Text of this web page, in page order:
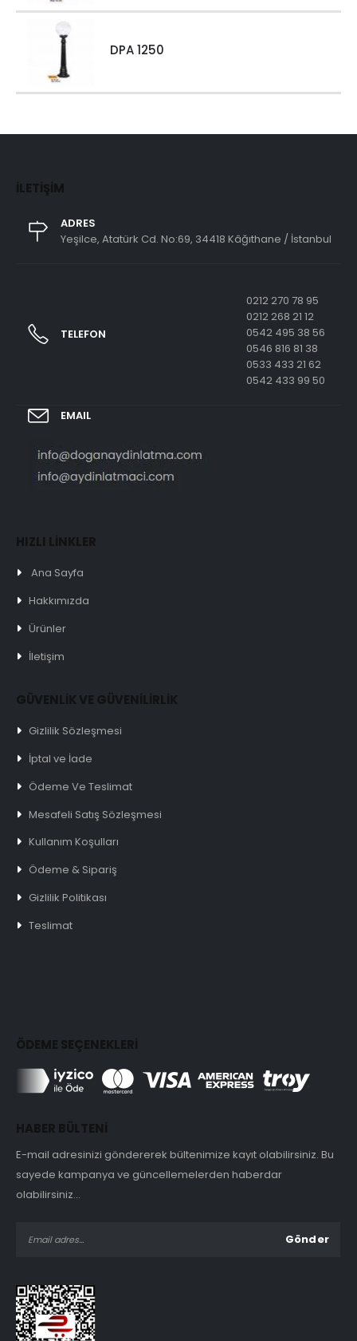
DPA 1250
İLETIŞIM
ADRES
Yeşilce, Atatürk Cd. No:69, 34418 Kâğıthane / İstanbul
TELEFON
0212 270 78 95
0212 268 21 12
0542 495 38 56
0546 816 81 38
0533 433 21 62
0542 433 99 50
EMAIL
HIZLI LİNKLER
Ana Sayfa
Hakkımızda
Ürünler
İletişim
GÜVENLİK VE GÜVENİLİRLİK
Gizlilik Sözleşmesi
İptal ve İade
Ödeme Ve Teslimat
Mesafeli Satış Sözleşmesi
Kullanım Koşulları
Ödeme & Sipariş
Gizlilik Politikası
Teslimat
ÖDEME SEÇENEKLERİ
HABER BÜLTENİ
E-mail adresinizi göndererek bültenimize kayıt olabilirsiniz. Bu
sayede kampanya ve güncellemelerden haberdar
olabilirsiniz...